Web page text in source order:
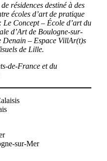
résidences destiné à des
écoles d’art de pratique
Concept – École d’art du
d’Art de Boulogne-sur-
Denain – Espace VillAr(t)s
de Lille.
de-France et du
sur-Mer